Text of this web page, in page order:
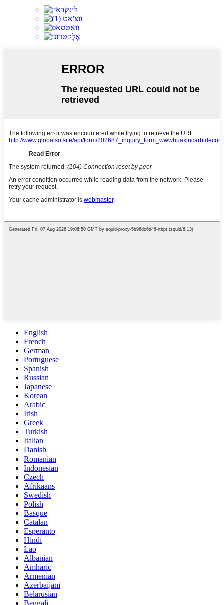
English
French
German
Portuguese
Spanish
Russian
Japanese
Korean
Arabic
Irish
Greek
Turkish
Italian
Danish
Romanian
Indonesian
Czech
Afrikaans
Swedish
Polish
Basque
Catalan
Esperanto
Hindi
Lao
Albanian
Amharic
Armenian
Azerbaijani
Belarusian
Bengali